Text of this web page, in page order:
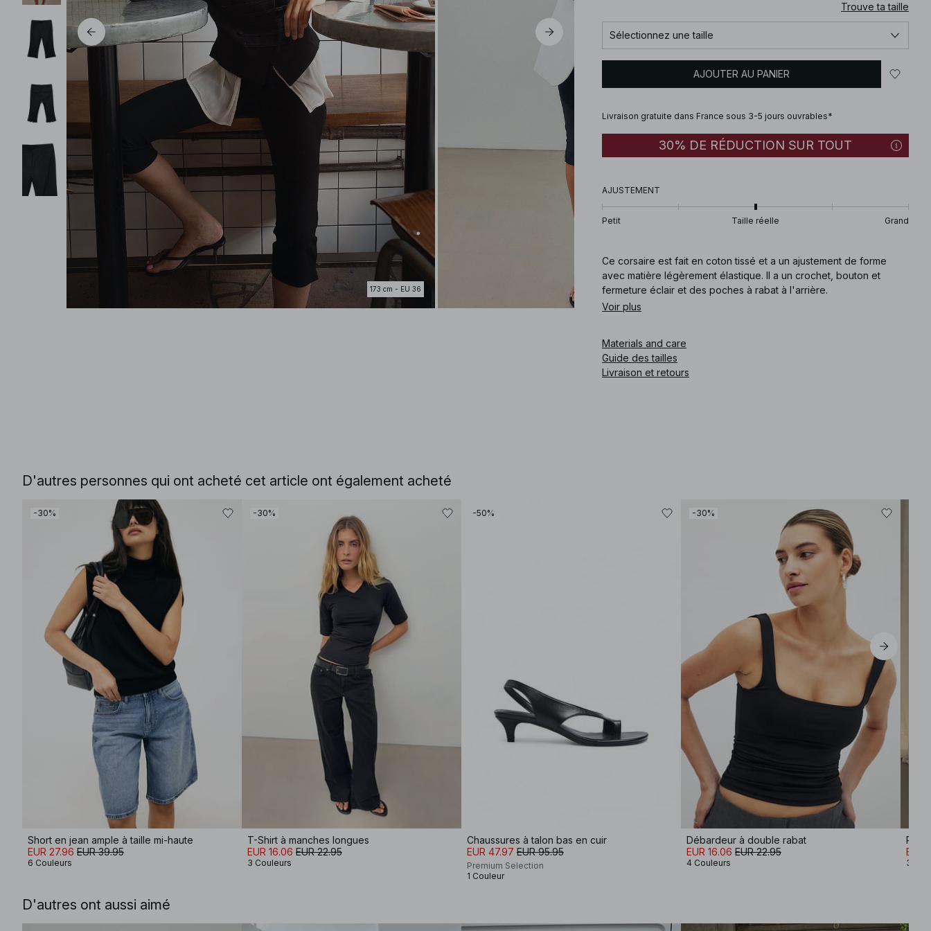
Pantalons
173 cm - EU 36
Trouve ta taille
Sélectionnez une taille
AJOUTER AU PANIER
Livraison gratuite dans France sous 3-5 jours ouvrables*
30% DE RÉDUCTION SUR TOUT
AJUSTEMENT
Petit Taille réelle Grand
Ce corsaire est fait en coton tissé et a un ajustement de forme
avec matière légèrement élastique. Il a un crochet, bouton et
fermeture éclair et des poches à rabat à l'arrière.
Voir plus
Materials and care
Guide des tailles
Livraison et retours
D'autres personnes qui ont acheté cet article ont également acheté
-30%
Short en jean ample à taille mi-haute
EUR 27.96 EUR 39.95
6 Couleurs
-30%
T-Shirt à manches longues
EUR 16.06 EUR 22.95
3 Couleurs
-50%
Chaussures à talon bas en cuir
EUR 47.97 EUR 95.95
Premium Selection
1 Couleur
-30%
Débardeur à double rabat
EUR 16.06 EUR 22.95
4 Couleurs
EUR
3
D'autres ont aussi aimé